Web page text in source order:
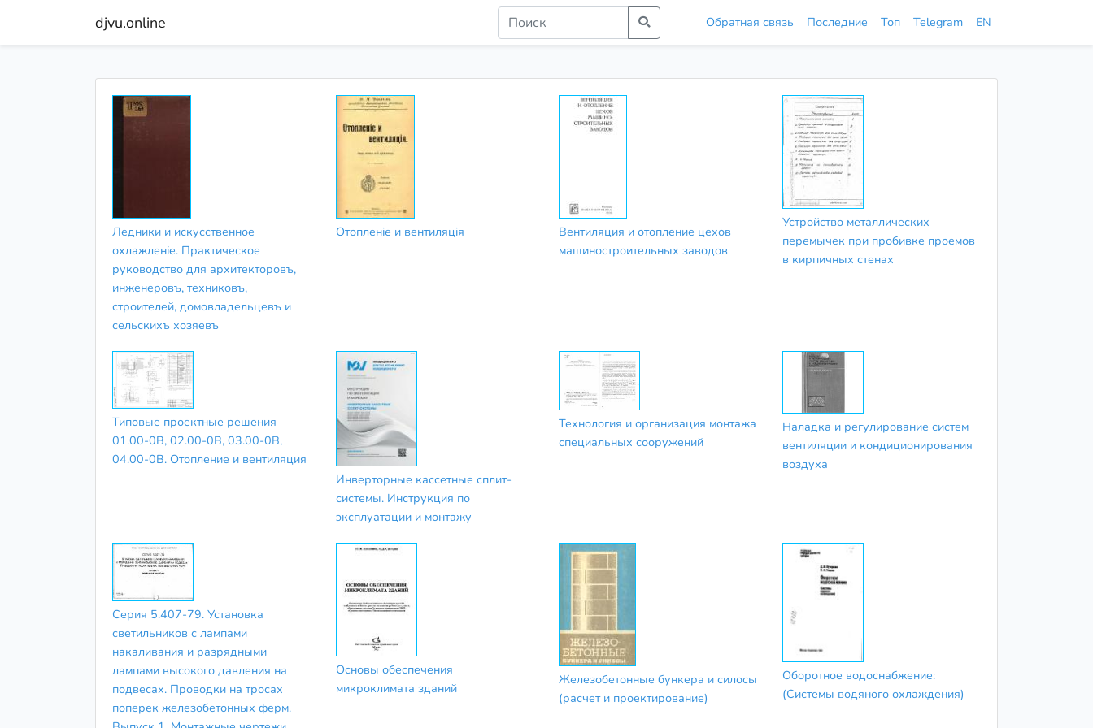
djvu.online Обратная связь Последние Топ Telegram EN
Ледники и искусственное
охлажленіе. Практическое
руководство для архитекторовъ,
инженеровъ, техниковъ,
строителей, домовладельцевъ и
сельскихъ хозяевъ
Отопленіе и вентиляція
Вентиляция и отопление цехов
машиностроительных заводов
Устройство металлических
перемычек при пробивке проемов
в кирпичных стенах
Типовые проектные решения
01.00-0В, 02.00-0В, 03.00-0В,
04.00-0В. Отопление и вентиляция
Инверторные кассетные сплит-
системы. Инструкция по
эксплуатации и монтажу
Технология и организация монтажа
специальных сооружений
Наладка и регулирование систем
вентиляции и кондиционирования
воздуха
Серия 5.407-79. Установка
светильников с лампами
накаливания и разрядными
лампами высокого давления на
подвесах. Проводки на тросах
поперек железобетонных ферм.
Основы обеспечения
микроклимата зданий
Железобетонные бункера и силосы
(расчет и проектирование)
Оборотное водоснабжение:
(Системы водяного охлаждения)